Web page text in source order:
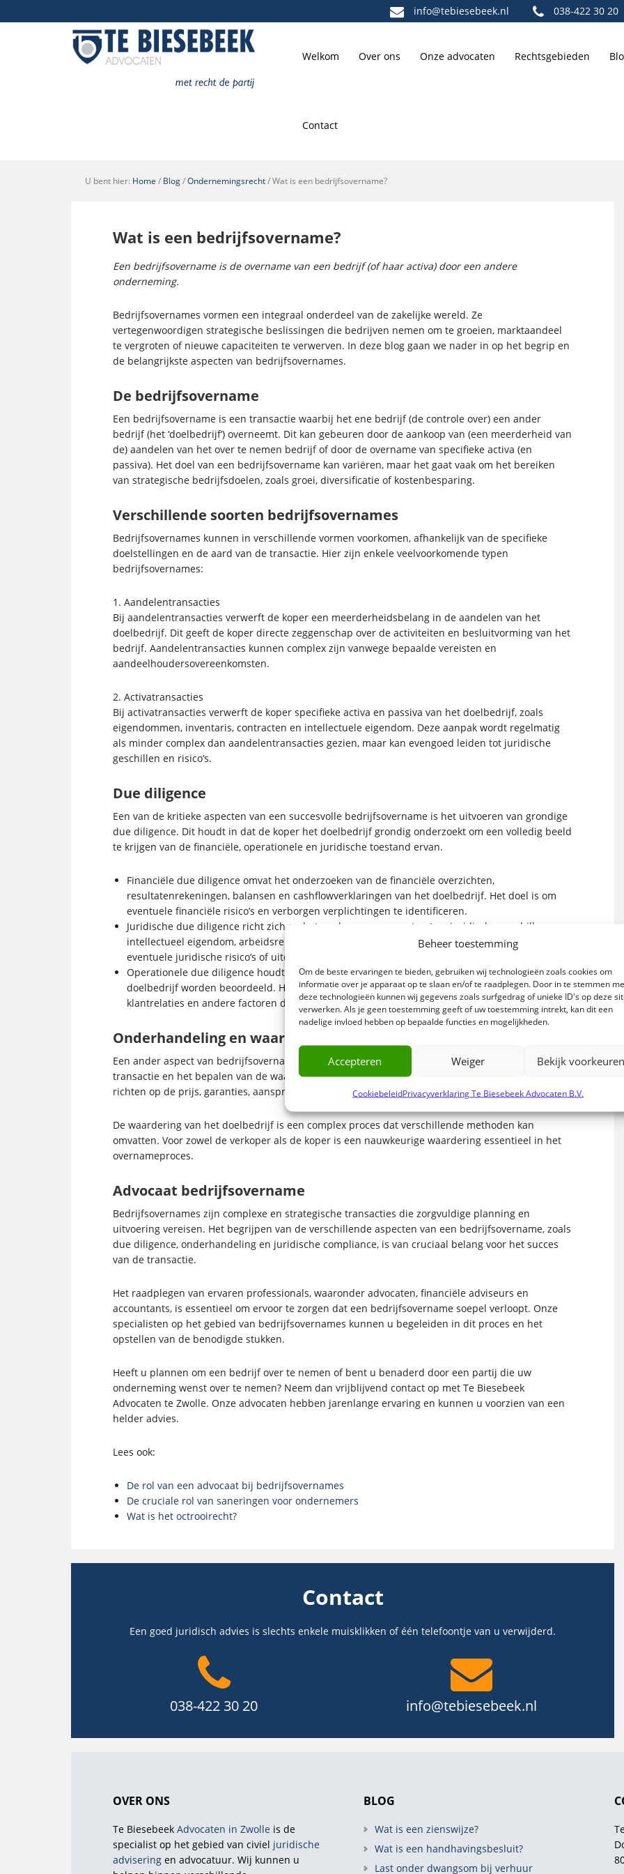
Beheer toestemming
Om de beste ervaringen te bieden, gebruiken wij technologieën zoals cookies om
informatie over je apparaat op te slaan en/of te raadplegen. Door in te stemmen
deze technologieën kunnen wij gegevens zoals surfgedrag of unieke ID's op deze
verwerken. Als je geen toestemming geeft of uw toestemming intrekt, kan dit een
nadelige invloed hebben op bepaalde functies en mogelijkheden.
Accepteren Weiger Bekijk voorkeuren
CookiebeleidPrivacyverklaring Te Biesebeek Advocaten B.V.
info@tebiesebeek.nl 038-422 30 20
Welkom Over ons Onze advocaten Rechtsgebieden
Contact
U bent hier: Home / Blog/Ondernemingsrecht/Wat is een bedrijfsovername?
Wat is een bedrijfsovername?
Een bedrijfsovername is de overname van een bedrijf (of haar activa) door een andere
onderneming.
Bedrijfsovernames vormen een integraal onderdeel van de zakelijke wereld. Ze
vertegenwoordigen strategische beslissingen die bedrijven nemen om te groeien, marktaandeel
te vergroten of nieuwe capaciteiten te verwerven. In deze blog gaan we nader in op het begrip en
de belangrijkste aspecten van bedrijfsovernames.
De bedrijfsovername
Een bedrijfsovername is een transactie waarbij het ene bedrijf (de controle over) een ander
bedrijf (het ‘doelbedrijf’) overneemt. Dit kan gebeuren door de aankoop van (een meerderheid van
de) aandelen van het over te nemen bedrijf of door de overname van specifieke activa (en
passiva). Het doel van een bedrijfsovername kan variëren, maar het gaat vaak om het bereiken
van strategische bedrijfsdoelen, zoals groei, diversificatie of kostenbesparing.
Verschillende soorten bedrijfsovernames
Bedrijfsovernames kunnen in verschillende vormen voorkomen, afhankelijk van de specifieke
doelstellingen en de aard van de transactie. Hier zijn enkele veelvoorkomende typen
bedrijfsovernames:
1. Aandelentransacties
Bij aandelentransacties verwerft de koper een meerderheidsbelang in de aandelen van het
doelbedrijf. Dit geeft de koper directe zeggenschap over de activiteiten en besluitvorming van het
bedrijf. Aandelentransacties kunnen complex zijn vanwege bepaalde vereisten en
aandeelhoudersovereenkomsten.
2. Activatransacties
Bij activatransacties verwerft de koper specifieke activa en passiva van het doelbedrijf, zoals
eigendommen, inventaris, contracten en intellectuele eigendom. Deze aanpak wordt regelmatig
als minder complex dan aandelentransacties gezien, maar kan evengoed leiden tot juridische
geschillen en risico’s.
Due diligence
Een van de kritieke aspecten van een succesvolle bedrijfsovername is het uitvoeren van grondige
due diligence. Dit houdt in dat de koper het doelbedrijf grondig onderzoekt om een volledig beeld
te krijgen van de financiële, operationele en juridische toestand ervan.
Financiële due diligence omvat het onderzoeken van de financiële overzichten,
resultatenrekeningen, balansen en cashflowverklaringen van het doelbedrijf. Het doel is om
eventuele financiële risico’s en verborgen verplichtingen te identificeren.
Juridische due diligence richt zich op het analyseren van contracten, juridische geschillen,
intellectueel eigendom, arbeidsrelaties en naleving van wet- en regelgeving. Het doel is om
eventuele juridische risico’s of uitdagingen aan het licht te brengen.
Operationele due diligence houdt in dat de operationele processen en systemen van het
doelbedrijf worden beoordeeld. Hierbij wordt gekeken naar operationele efficiëntie,
klantrelaties en andere factoren die van invloed kunnen zijn op de bedrijfsvoering.
Onderhandeling en waardering
Een ander aspect van bedrijfsovernames is het onderhandelen over de voorwaarden van de
transactie en het bepalen van de waarde van het doelbedrijf. Onderhandelingen kunnen zich
richten op de prijs, garanties, aansprakelijkheden en andere contractuele voorwaarden.
De waardering van het doelbedrijf is een complex proces dat verschillende methoden kan
omvatten. Voor zowel de verkoper als de koper is een nauwkeurige waardering essentieel in het
overnameproces.
Advocaat bedrijfsovername
Bedrijfsovernames zijn complexe en strategische transacties die zorgvuldige planning en
uitvoering vereisen. Het begrijpen van de verschillende aspecten van een bedrijfsovername, zoals
due diligence, onderhandeling en juridische compliance, is van cruciaal belang voor het succes
van de transactie.
Het raadplegen van ervaren professionals, waaronder advocaten, financiële adviseurs en
accountants, is essentieel om ervoor te zorgen dat een bedrijfsovername soepel verloopt. Onze
specialisten op het gebied van bedrijfsovernames kunnen u begeleiden in dit proces en het
opstellen van de benodigde stukken.
Heeft u plannen om een bedrijf over te nemen of bent u benaderd door een partij die uw
onderneming wenst over te nemen? Neem dan vrijblijvend contact op met Te Biesebeek
Advocaten te Zwolle. Onze advocaten hebben jarenlange ervaring en kunnen u voorzien van een
helder advies.
Lees ook:
De rol van een advocaat bij bedrijfsovernames
De cruciale rol van saneringen voor ondernemers
Wat is het octrooirecht?
Contact
Een goed juridisch advies is slechts enkele muisklikken of één telefoontje van u verwijderd.
038-422 30 20 info@tebiesebeek.nl
OVER ONS
Te BiesebeekAdvocaten in Zwolle is de
specialist op het gebied van civiel juridische
advisering en advocatuur. Wij kunnen u
BLOG
Wat is een zienswijze?
Wat is een handhavingsbesluit?
Last onder dwangsom bij verhuur